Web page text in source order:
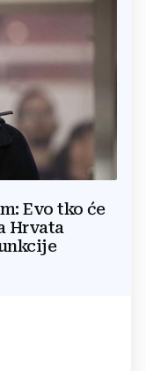
Evo tko će
Hrvata